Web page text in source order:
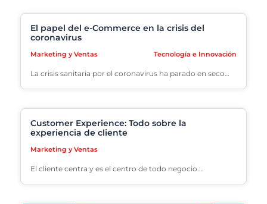
El papel del e-Commerce en la crisis del
coronavirus
Marketing y Ventas Tecnología e Innovación
La crisis sanitaria por el coronavirus ha parado en seco…
Customer Experience: Todo sobre la
experiencia de cliente
Marketing y Ventas
El cliente centra y es el centro de todo negocio.…